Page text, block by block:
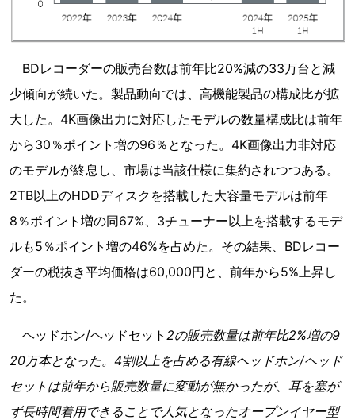
BDレコーダーの販売台数は前年比20%減の33万台と減
少傾向が続いた。製品動向では、高機能製品の構成比が拡
大した。4K画像出力に対応したモデルの数量構成比は前年
から30％ポイント増の96％となった。4K画像出力非対応
のモデルが終息し、市場は当該仕様に集約されつつある。
2TB以上のHDDディスクを搭載した大容量モデルは前年
8％ポイント増の同67%、3チューナー以上を搭載するモデ
ルも5％ポイント増の46%を占めた。その結果、BDレコー
ダーの税抜き平均価格は60,000円と、前年から5%上昇し
た。
ヘッドホン/ヘッドセット 2の販売数量は前年比2%増の9
20万本となった。4割以上を占める有線ヘッドホン/ヘッド
セットは前年から販売数量に変動が無かったが、耳を塞が
ず長時間着用できることで人気となったオープンイヤー型